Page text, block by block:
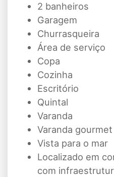
2 banheiros
Garagem
Churrasqueira
Área de serviço
Copa
Cozinha
Escritório
Quintal
Varanda
Varanda gourmet
Vista para o mar
Localizado em
com